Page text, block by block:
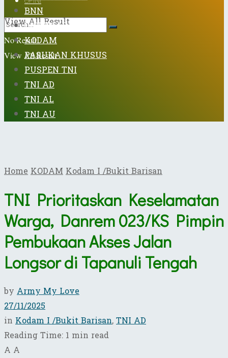
No Result
View All Result
View All Result
BNN
DISPENAD
KODAM
PASUKAN KHUSUS
PUSPEN TNI
TNI AD
TNI AL
TNI AU
HomeKODAMKodam I /Bukit Barisan
TNI Prioritaskan Keselamatan
Warga, Danrem 023/KS Pimpin
Pembukaan Akses Jalan
Longsor di Tapanuli Tengah
by Army My Love
27/11/2025
in Kodam I /Bukit Barisan,TNI AD
Reading Time: 1 min read
A A